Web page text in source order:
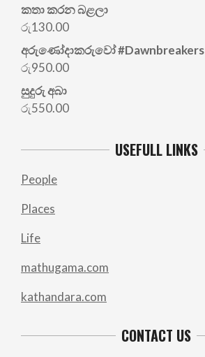
price
was:
කතා කරන බළලා
රු130.00
අරු‍ණෝදාකරුවෝ #Dawnbreakers
රු950.00
සුදුරු අබා
රු550.00
USEFULL LINKS
People
Places
Life
mathugama.com
kathandara.com
CONTACT US